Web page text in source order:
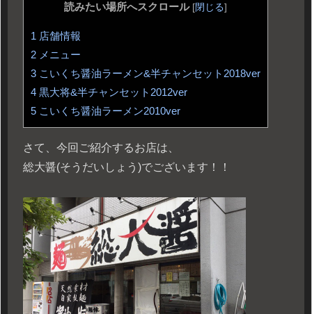
読みたい場所へスクロール [閉じる]
1 店舗情報
2 メニュー
3 こいくち醤油ラーメン&半チャンセット2018ver
4 黒大将&半チャンセット2012ver
5 こいくち醤油ラーメン2010ver
さて、今回ご紹介するお店は、
総大醤(そうだいしょう)でございます！！